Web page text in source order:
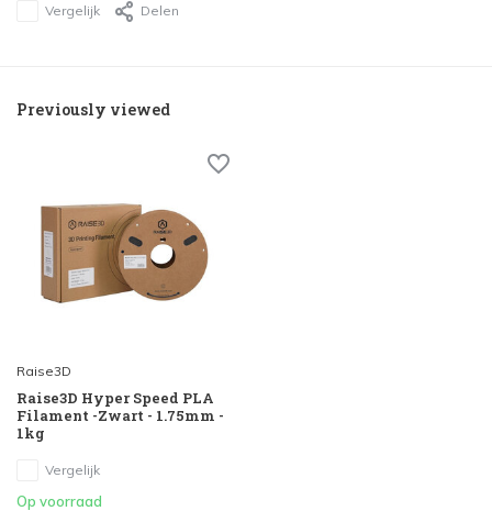
Vergelijk Delen
Previously viewed
Raise3D
Raise3D Hyper Speed PLA
Filament -Zwart - 1.75mm -
1kg
Vergelijk
Op voorraad